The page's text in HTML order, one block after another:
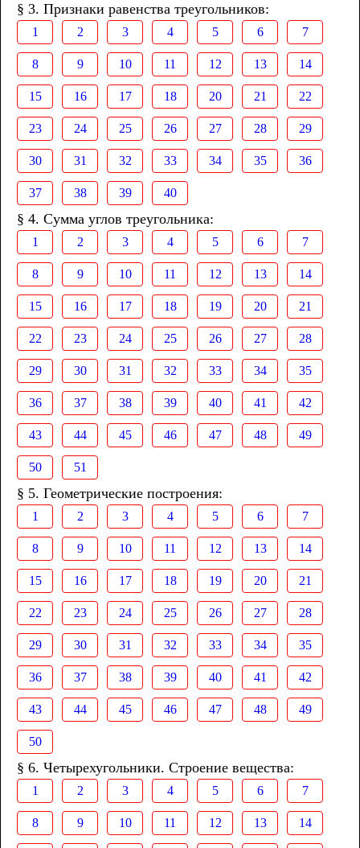
§ 3. Признаки равенства треугольников:
1 2 3 4 5 6 7
8 9 10 11 12 13 14
15 16 17 18 20 21 22
23 24 25 26 27 28 29
30 31 32 33 34 35 36
37 38 39 40
§ 4. Сумма углов треугольника:
1 2 3 4 5 6 7
8 9 10 11 12 13 14
15 16 17 18 19 20 21
22 23 24 25 26 27 28
29 30 31 32 33 34 35
36 37 38 39 40 41 42
43 44 45 46 47 48 49
50 51
§ 5. Геометрические построения:
1 2 3 4 5 6 7
8 9 10 11 12 13 14
15 16 17 18 19 20 21
22 23 24 25 26 27 28
29 30 31 32 33 34 35
36 37 38 39 40 41 42
43 44 45 46 47 48 49
50
§ 6. Четырехугольники. Строение вещества:
1 2 3 4 5 6 7
8 9 10 11 12 13 14